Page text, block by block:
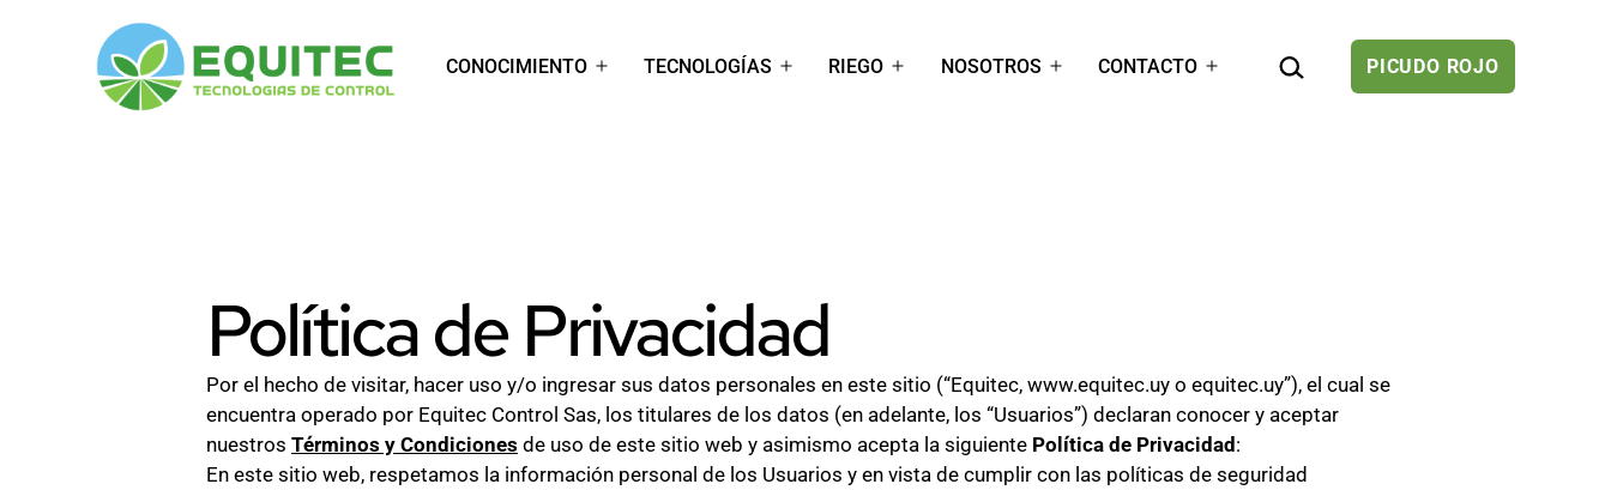
CONOCIMIENTO
Abrir
TECNOLOGÍAS
Abrir
RIEGO
Abrir
NOSOTROS
Abrir
CONTACTO
Abrir
BUSCAR... PICUDO ROJO
Política de Privacidad
Por el hecho de visitar, hacer uso y/o ingresar sus datos personales en este sitio (“Equitec, www.equitec.uy o equitec.uy”), el cual se
encuentra operado por Equitec Control Sas, los titulares de los datos (en adelante, los “Usuarios”) declaran conocer y aceptar
nuestros Términos y Condiciones de uso de este sitio web y asimismo acepta la siguiente Política de Privacidad :
En este sitio web, respetamos la información personal de los Usuarios y en vista de cumplir con las políticas de seguridad